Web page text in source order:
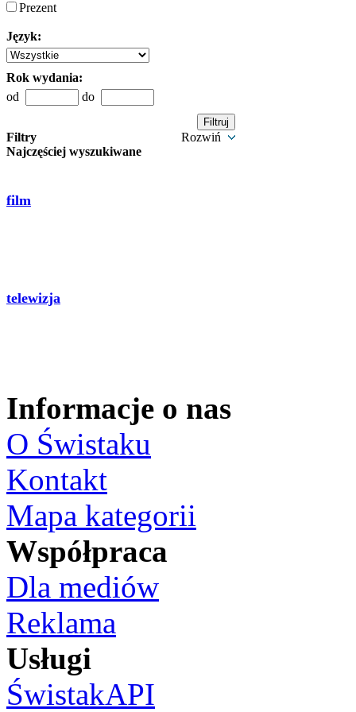
Prezent
Język:
Rok wydania:
od
do
Filtry
Rozwiń
Najczęściej wyszukiwane
film
telewizja
Informacje o nas
O Świstaku
Kontakt
Mapa kategorii
Współpraca
Dla mediów
Reklama
Usługi
ŚwistakAPI